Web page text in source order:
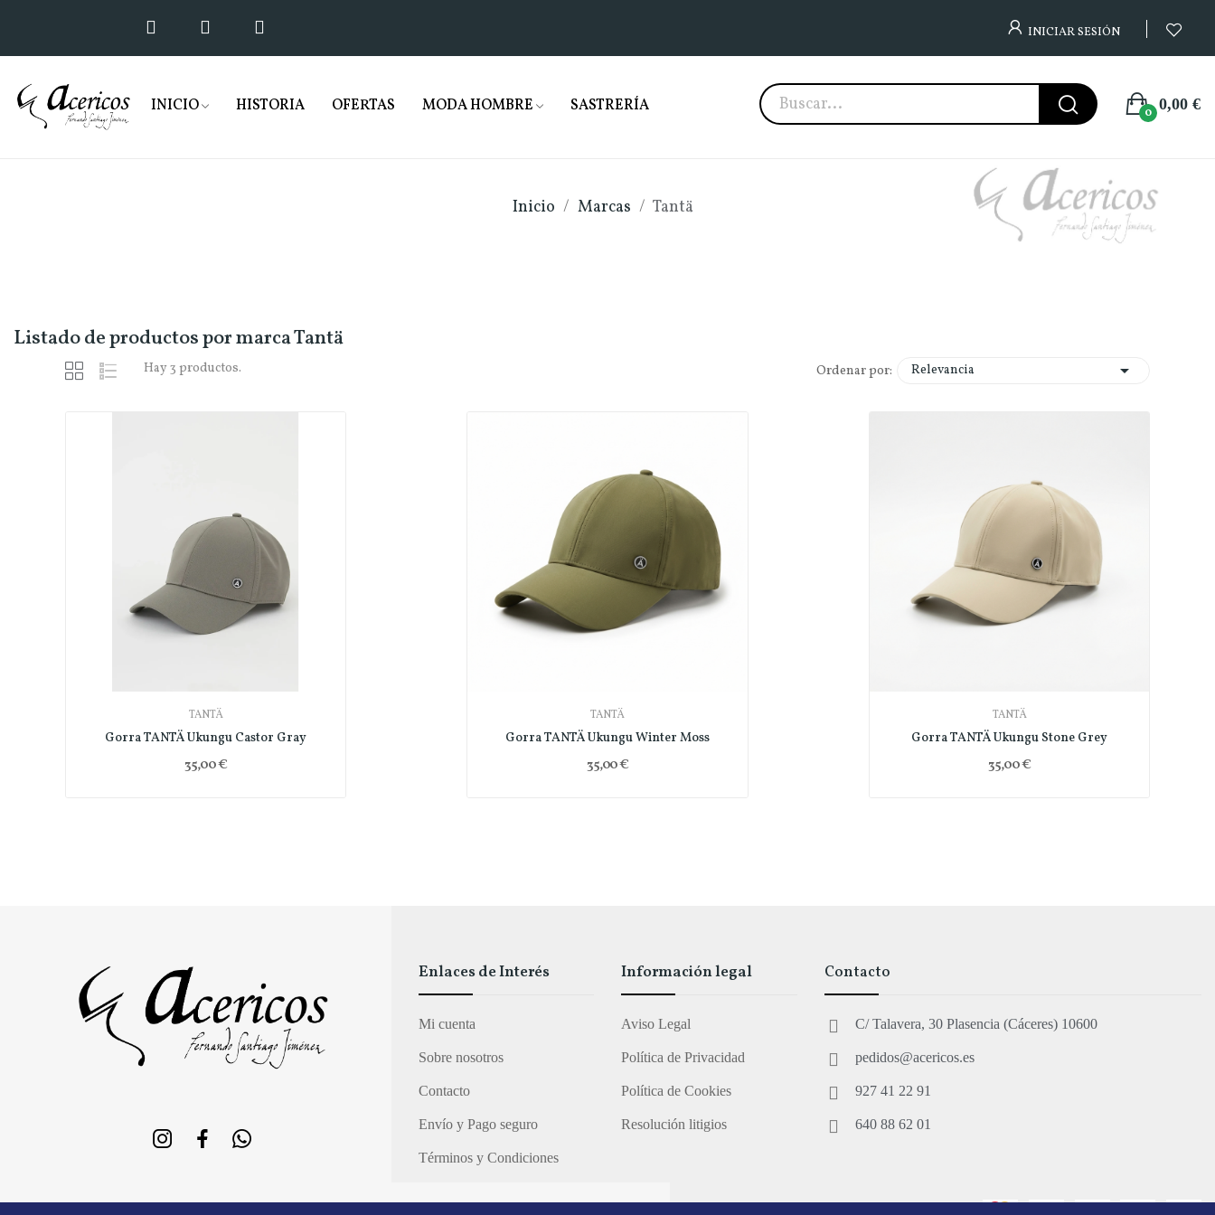
INICIAR SESIÓN
INICIO HISTORIA OFERTAS MODA HOMBRE SASTRERÍA 0,00 €
0
Inicio Marcas Tantä
Listado de productos por marca Tantä
Hay 3 productos. Ordenar por: Relevancia 
TANTÄ
Gorra TANTÄ Ukungu Castor Gray
35,00 €
TANTÄ
Gorra TANTÄ Ukungu Winter Moss
35,00 €
TANTÄ
Gorra TANTÄ Ukungu Stone Grey
35,00 €
Enlaces de Interés
Mi cuenta
Sobre nosotros
Contacto
Envío y Pago seguro
Términos y Condiciones
Información legal
Aviso Legal
Política de Privacidad
Política de Cookies
Resolución litigios
Contacto
C/ Talavera, 30 Plasencia (Cáceres) 10600
pedidos@acericos.es
927 41 22 91
640 88 62 01